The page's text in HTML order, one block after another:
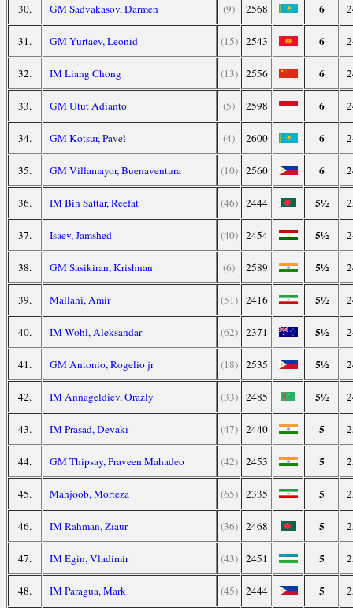
30. GM Sadvakasov, Darmen (9) 2568 6
31. GM Yurtaev, Leonid (15) 2543 6
32. IM Liang Chong (13) 2556 6
33. GM Utut Adianto (5) 2598 6
34. GM Kotsur, Pavel (4) 2600 6
35. GM Villamayor, Buenaventura (10) 2560 6
36. IM Bin Sattar, Reefat (46) 2444 5½
37. Isaev, Jamshed (40) 2454 5½
38. GM Sasikiran, Krishnan (6) 2589 5½
39. Mallahi, Amir (51) 2416 5½
40. IM Wohl, Aleksandar (62) 2371 5½
41. GM Antonio, Rogelio jr (18) 2535 5½
42. IM Annageldiev, Orazly (33) 2485 5½
43. IM Prasad, Devaki (47) 2440 5
44. GM Thipsay, Praveen Mahadeo (42) 2453 5
45. Mahjoob, Morteza (65) 2335 5
46. IM Rahman, Ziaur (36) 2468 5
47. IM Egin, Vladimir (43) 2451 5
48. IM Paragua, Mark (45) 2444 5